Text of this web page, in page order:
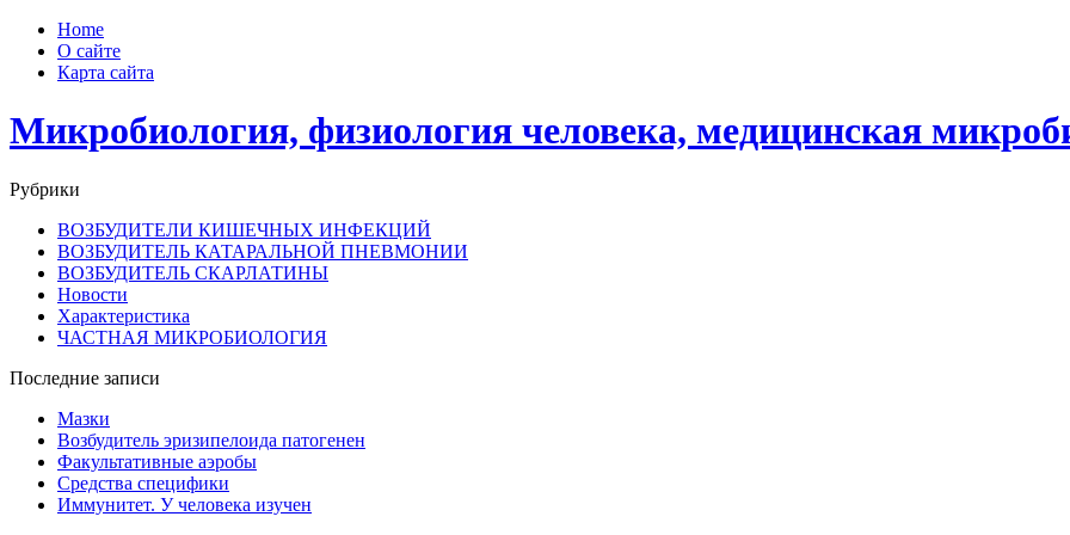
Home
О сайте
Карта сайта
Микробиология, физиология человека, медицинская
Рубрики
ВОЗБУДИТЕЛИ КИШЕЧНЫХ ИНФЕКЦИЙ
ВОЗБУДИТЕЛЬ КАТАРАЛЬНОЙ ПНЕВМОНИИ
ВОЗБУДИТЕЛЬ СКАРЛАТИНЫ
Новости
Характеристика
ЧАСТНАЯ МИКРОБИОЛОГИЯ
Последние записи
Мазки
Возбудитель эризипелоида патогенен
Факультативные аэробы
Средства специфики
Иммунитет. У человека изучен